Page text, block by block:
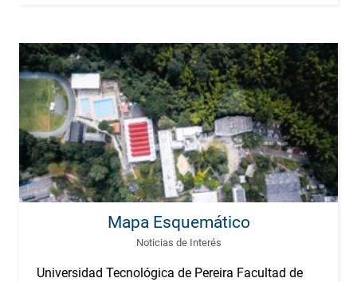
Mapa Esquemático
Noticias de Interés
Universidad Tecnológica de Pereira Facultad de